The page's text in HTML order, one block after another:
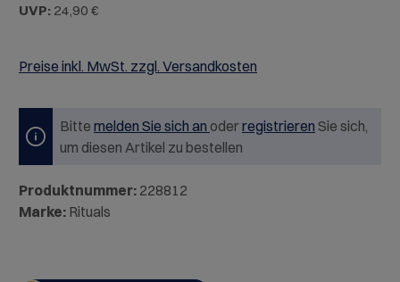
UVP: 24,90 €
Preise inkl. MwSt. zzgl. Versandkosten
Bitte melden Sie sich an oderregistrieren Sie sich,
um diesen Artikel zu bestellen
Produktnummer: 228812
Marke: Rituals